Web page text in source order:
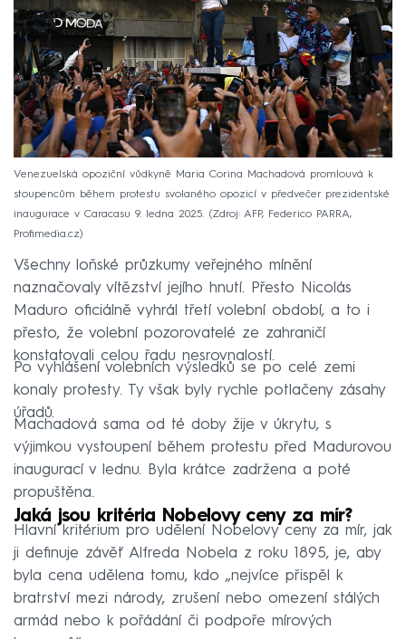
Venezuelská opoziční vůdkyně Maria Corina Machadová promlouvá k
stoupencům během protestu svolaného opozicí v předvečer prezidentské
inaugurace v Caracasu 9. ledna 2025.
Zdroj: AFP, Federico PARRA,
Profimedia.cz
Všechny loňské průzkumy veřejného mínění
naznačovaly vítězství jejího hnutí. Přesto Nicolás
Maduro oficiálně vyhrál třetí volební období, a to i
přesto, že volební pozorovatelé ze zahraničí
konstatovali celou řadu nesrovnalostí.
Po vyhlášení volebních výsledků se po celé zemi
konaly protesty. Ty však byly rychle potlačeny zásahy
úřadů.
Machadová sama od té doby žije v úkrytu, s
výjimkou vystoupení během protestu před Madurovou
inaugurací v lednu. Byla krátce zadržena a poté
propuštěna.
Jaká jsou kritéria Nobelovy ceny za mír?
Hlavní kritérium pro udělení Nobelovy ceny za mír, jak
ji definuje závěť Alfreda Nobela z roku 1895, je, aby
byla cena udělena tomu, kdo „nejvíce přispěl k
bratrství mezi národy, zrušení nebo omezení stálých
armád nebo k pořádání či podpoře mírových